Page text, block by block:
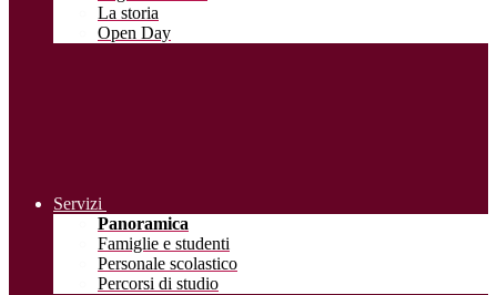
La storia
Open Day
Servizi
Panoramica
Famiglie e studenti
Personale scolastico
Percorsi di studio